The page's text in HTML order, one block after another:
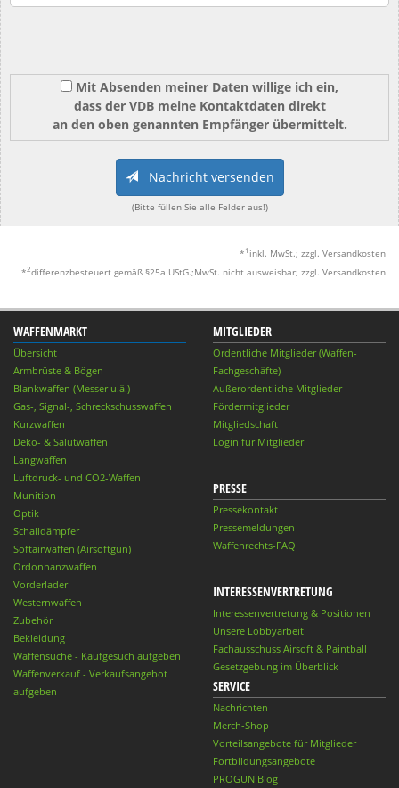
Mit Absenden meiner Daten willige ich ein,
dass der VDB meine Kontaktdaten direkt
an den oben genannten Empfänger übermittelt.
Nachricht versenden
(Bitte füllen Sie alle Felder aus!)
* 1 inkl. MwSt.; zzgl. Versandkosten
*2differenzbesteuert gemäß §25a UStG.;MwSt. nicht ausweisbar; zzgl. Versandkosten
WAFFENMARKT
Übersicht
Armbrüste & Bögen
Blankwaffen (Messer u.ä.)
Gas-, Signal-, Schreckschusswaffen
Kurzwaffen
Deko- & Salutwaffen
Langwaffen
Luftdruck- und CO2-Waffen
Munition
Optik
Schalldämpfer
Softairwaffen (Airsoftgun)
Ordonnanzwaffen
Vorderlader
Westernwaffen
Zubehör
Bekleidung
Waffensuche - Kaufgesuch aufgeben
Waffenverkauf - Verkaufsangebot
aufgeben
MITGLIEDER
Ordentliche Mitglieder (Waffen-
Fachgeschäfte)
Außerordentliche Mitglieder
Fördermitglieder
Mitgliedschaft
Login für Mitglieder
PRESSE
Pressekontakt
Pressemeldungen
Waffenrechts-FAQ
INTERESSENVERTRETUNG
Interessenvertretung & Positionen
Unsere Lobbyarbeit
Fachausschuss Airsoft & Paintball
Gesetzgebung im Überblick
SERVICE
Nachrichten
Merch-Shop
Vorteilsangebote für Mitglieder
Fortbildungsangebote
PROGUN Blog